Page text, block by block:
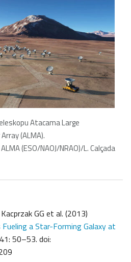
Atacama Large
(ALMA).
(ESO/NAOJ/NRAO)/L. Calçada
GG et al. (2013)
a Star-Forming Galaxy at
50–53. doi: